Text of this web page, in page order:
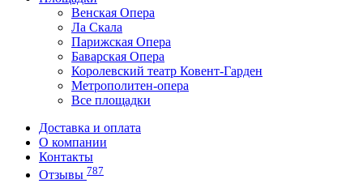
Венская Опера
Ла Скала
Парижская Опера
Баварская Опера
Королевский театр Ковент-Гарден
Метрополитен-опера
Все площадки
Доставка и оплата
О компании
Контакты
Отзывы 787